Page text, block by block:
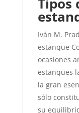
Iván M.
estanque
ocasiones
estanques
la gran
sólo
su